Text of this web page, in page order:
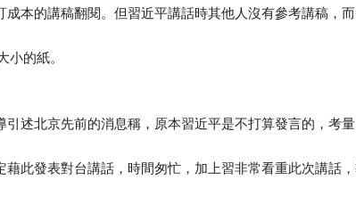
成本的講稿翻閱。但習近平講話時其他人沒有參考講稿，
小的紙。
引述北京先前的消息稱，原本習近平是不打算發言的，考
藉此發表對台講話，時間匆忙，加上習非常看重此次講話